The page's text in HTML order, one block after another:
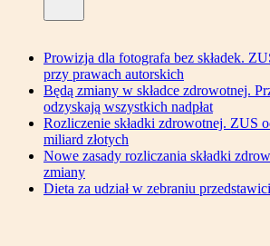
Prowizja dla fotografa bez składek.
przy prawach autorskich
Będą zmiany w składce zdrowotnej.
odzyskają wszystkich nadpłat
Rozliczenie składki zdrowotnej. ZUS
miliard złotych
Nowe zasady rozliczania składki
zmiany
Dieta za udział w zebraniu